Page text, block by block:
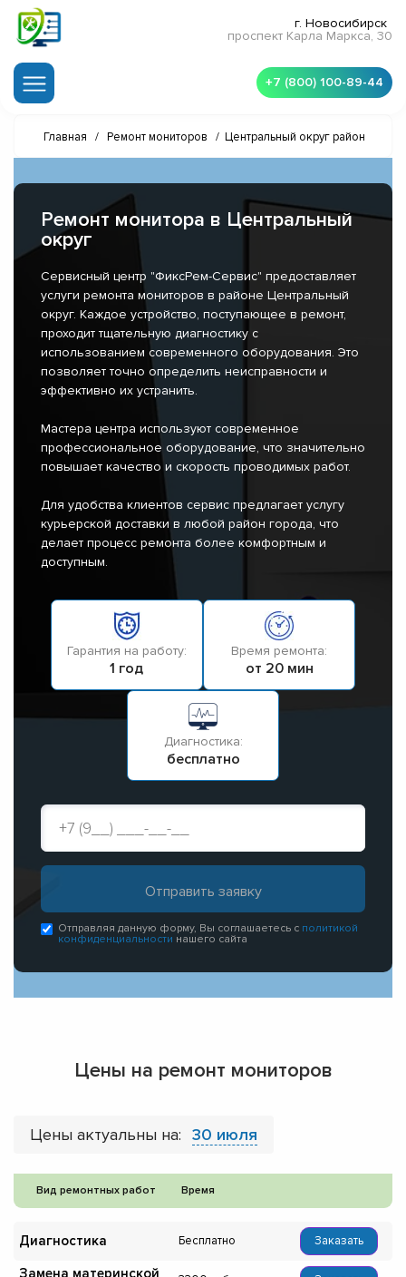
г. Новосибирск
проспект Карла Маркса, 30
+7 (800) 100-89-44
Главная / Ремонт мониторов / Центральный округ район
Ремонт монитора в Центральный
округ
Сервисный центр "ФиксРем-Сервис" предоставляет
услуги ремонта мониторов в районе Центральный
округ. Каждое устройство, поступающее в ремонт,
проходит тщательную диагностику с
использованием современного оборудования. Это
позволяет точно определить неисправности и
эффективно их устранить.
Мастера центра используют современное
профессиональное оборудование, что значительно
повышает качество и скорость проводимых работ.
Для удобства клиентов сервис предлагает услугу
курьерской доставки в любой район города, что
делает процесс ремонта более комфортным и
доступным.
Гарантия на работу:
1 год
Время ремонта:
от 20 мин
Диагностика:
бесплатно
Отправляя данную форму, Вы соглашаетесь с политикой
конфиденциальности нашего сайта
Цены на ремонт мониторов
Цены актуальны на: 30 июля
Вид ремонтных работ Время
Диагностика Бесплатно Заказать
Замена материнской